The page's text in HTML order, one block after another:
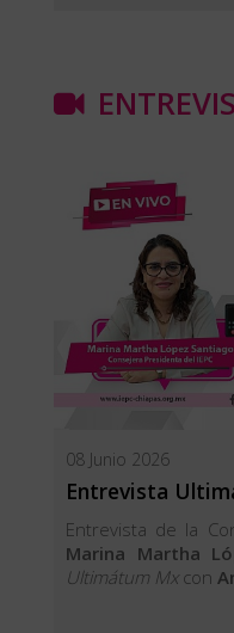
08 Junio 2026
Entrevista
Entrevista de la
Marina Martha
Ultimátum Mx con